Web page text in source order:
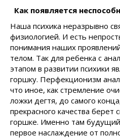
Как появляется
Наша психика неразрывно
физиологией. И есть
понимания наших
телом. Так для ребенка с
этапом в развитии психики
горшку. Перфекционизм
что иное, как стремление
ложки дегтя, до самого
прекрасного качества берет
горшке. Именно там
первое наслаждение от